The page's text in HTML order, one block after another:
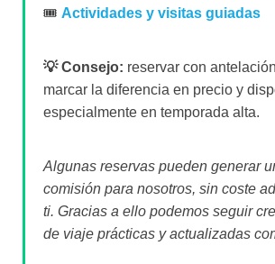
🎟️ Actividades y visitas guiadas
💡 Consejo: reservar con
marcar la diferencia en precio y
especialmente en temporada alta.
Algunas reservas pueden generar
comisión para nosotros, sin coste
ti. Gracias a ello podemos seguir
de viaje prácticas y actualizadas